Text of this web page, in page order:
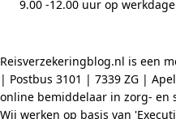
9.00 -12.00 uur op
Reisverzekeringblog.nl is een
| Postbus 3101 | 7339 ZG |
online bemiddelaar in zorg- en
Wij werken op basis van